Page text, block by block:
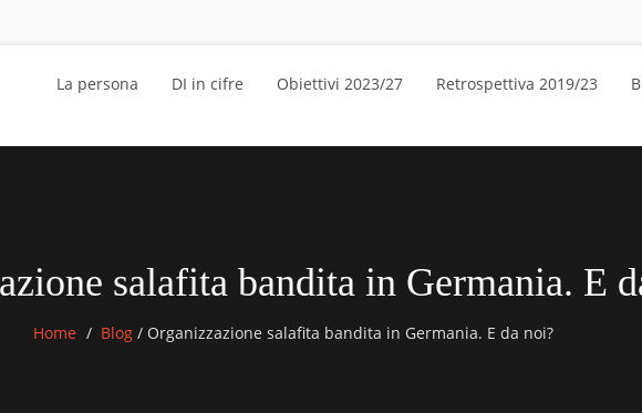
La persona DI in cifre Obiettivi 2023/27 Retrospettiva 2019/23
salafita bandita in Germania. E
Home Blog / Organizzazione salafita bandita in Germania. E da noi?